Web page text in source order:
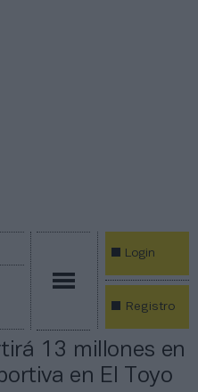
Login
Registro
13 millones en
en El Toyo